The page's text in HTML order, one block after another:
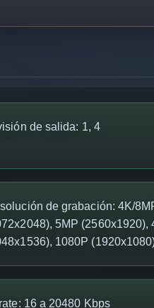
de salida: 1, 4
de grabación: 4K/
5MP (2560x1920),
1080P
16 a 20480 Kbps